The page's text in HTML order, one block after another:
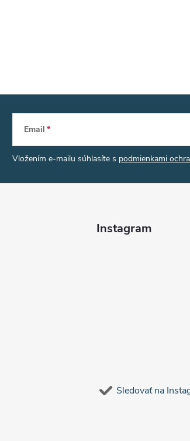
Email
Vložením e-mailu súhlasíte s podmienkami
Instagram
Sledovať na